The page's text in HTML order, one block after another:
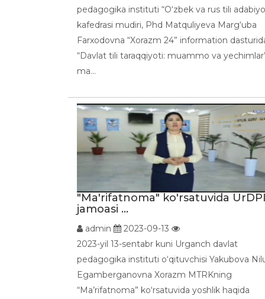
pedagogika instituti “O‘zbek va rus tili
kafedrasi mudiri, Phd Matquliyeva Marg‘uba
Farxodovna “Xorazm 24” information
“Davlat tili taraqqiyoti: muammo va
ma...
"Ma'rifatnoma" ko'rsatuvida
jamoasi ...
admin
2023-09-13
2023-yil 13-sentabr kuni Urganch davlat
pedagogika instituti o‘qituvchisi Yakubova
Egamberganovna Xorazm MTRKning
“Ma’rifatnoma” ko‘rsatuvida yoshlik haqida